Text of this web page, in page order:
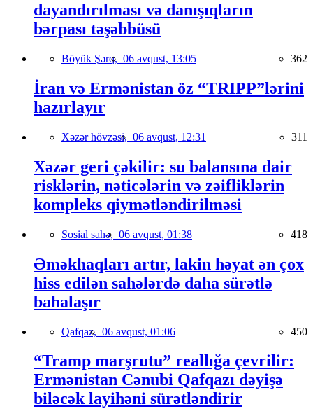
dayandırılması və danışıqların
bərpası təşəbbüsü
Böyük Şərq, 06 avqust, 13:05 362
İran və Ermənistan öz “TRIPP”lərini
hazırlayır
Xəzər hövzəsi, 06 avqust, 12:31 311
Xəzər geri çəkilir: su balansına dair
risklərin, nəticələrin və zəifliklərin
kompleks qiymətləndirilməsi
Sosial sahə, 06 avqust, 01:38 418
Əməkhaqları artır, lakin həyat ən çox
hiss edilən sahələrdə daha sürətlə
bahalaşır
Qafqaz, 06 avqust, 01:06 450
“Tramp marşrutu” reallığa çevrilir:
Ermənistan Cənubi Qafqazı dəyişə
biləcək layihəni sürətləndirir